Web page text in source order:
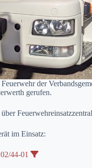
der
gerufen.
im Einsatz:
44-01